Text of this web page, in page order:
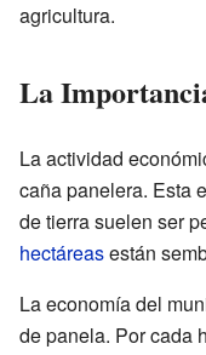
agricultura.
La
La actividad
caña panelera. Esta
de tierra suelen ser
hectáreasestán
La economía del
de panela. Por cada